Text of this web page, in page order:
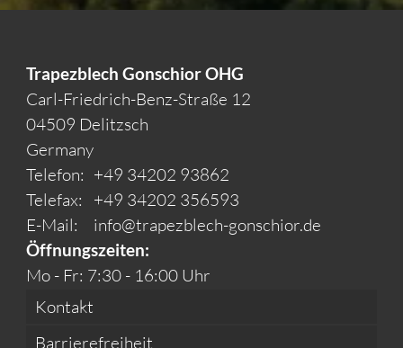
Trapezblech Gonschior OHG
Carl-Friedrich-Benz-Straße 12
04509 Delitzsch
Germany
Telefon: +49 34202 93862
Telefax:
+49 34202 356593
E-Mail:
info@trapezblech-gonschior.de
Öffnungszeiten:
Mo - Fr: 7:30 - 16:00 Uhr
Kontakt
Barrierefreiheit